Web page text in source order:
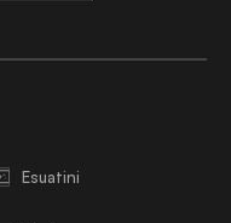
Esuatini